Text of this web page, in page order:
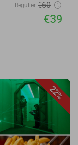
Regulier €60
€39
22%